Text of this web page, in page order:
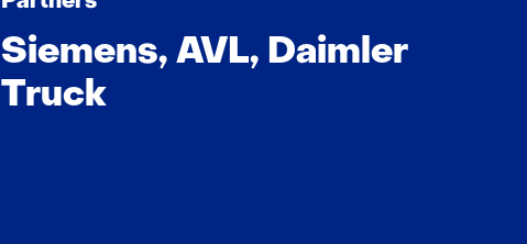
Siemens, AVL, Daimler
Truck